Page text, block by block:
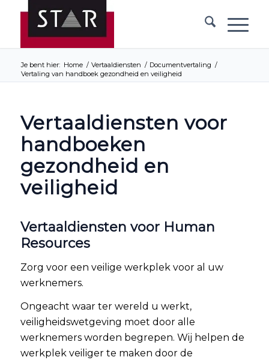
Je bent hier: Home / Vertaaldiensten / Documentvertaling /
Vertaling van handboek gezondheid en veiligheid
Vertaaldiensten voor
handboeken
gezondheid en
veiligheid
Vertaaldiensten voor Human
Resources
Zorg voor een veilige werkplek voor al uw
werknemers.
Ongeacht waar ter wereld u werkt,
veiligheidswetgeving moet door alle
werknemers worden begrepen. Wij helpen de
werkplek veiliger te maken door de